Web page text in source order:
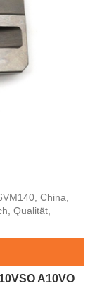
China,
Qualität,
A10VO